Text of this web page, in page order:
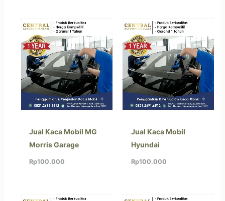
Jual Kaca Mobil MG
Morris Garage
Rp100.000
Jual Kaca Mobil
Hyundai
Rp100.000